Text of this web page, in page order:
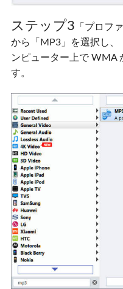
ステップ3 「プロフ
から「MP3」を選択し、
ンピューター上で WMA
す。